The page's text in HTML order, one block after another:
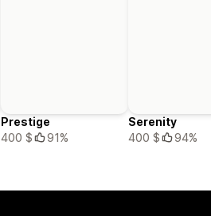
Prestige
400 $
91%
Serenity
400 $
94%